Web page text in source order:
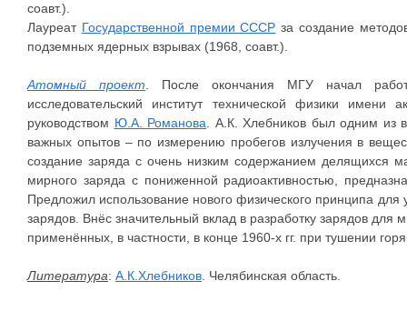
соавт.).
Лауреат Государственной премии СССР за создание
подземных ядерных взрывах (1968, соавт.).
Атомный проект . После окончания МГУ начал
исследовательский институт технической физики
руководством Ю.А. Романова . А.К. Хлебников был одним из
важных опытов – по измерению пробегов излучения в
создание заряда с очень низким содержанием делящихся
мирного заряда с пониженной радиоактивностью,
Предложил использование нового физического принципа для
зарядов. Внёс значительный вклад в разработку зарядов
применённых, в частности, в конце 1960-х гг. при тушении
Литература: А.К.Хлебников . Челябинская область.